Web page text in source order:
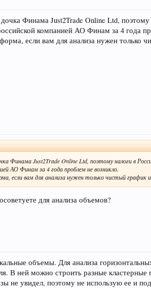
дочка Финама Just2Trade Online Ltd,
компанией АО Финам за 4 года
если вам для анализа нужен
Финама Just2Trade Online Ltd, поэтому налоги в
АО Финам за 4 года проблем не возникло.
если вам для анализа нужен только чистый
для анализа объемов?
объемы. Для анализа
В ней можно строить разные кластерные
не увидел, поэтому не использую ее и